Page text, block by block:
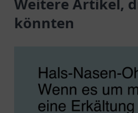
Dienstleistungen für die
könnten